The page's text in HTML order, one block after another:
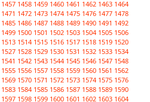
1457 1458 1459 1460 1461 1462 1463 1464
1471 1472 1473 1474 1475 1476 1477 1478
1485 1486 1487 1488 1489 1490 1491 1492
1499 1500 1501 1502 1503 1504 1505 1506
1513 1514 1515 1516 1517 1518 1519 1520
1527 1528 1529 1530 1531 1532 1533 1534
1541 1542 1543 1544 1545 1546 1547 1548
1555 1556 1557 1558 1559 1560 1561 1562
1569 1570 1571 1572 1573 1574 1575 1576
1583 1584 1585 1586 1587 1588 1589 1590
1597 1598 1599 1600 1601 1602 1603 1604